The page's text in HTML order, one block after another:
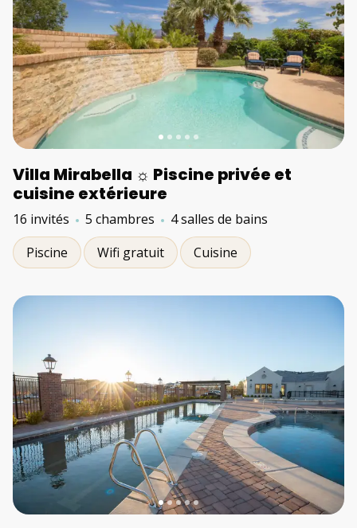
Villa Mirabella ☼ Piscine privée et
cuisine extérieure
16 invités 5 chambres
4 salles de bains
Piscine
Wifi gratuit Cuisine